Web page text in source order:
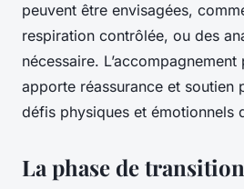
peuvent être envisagées,
respiration contrôlée, ou des
nécessaire.
apporte réassurance et soutien
défis physiques et émotionnels
La phase de transition